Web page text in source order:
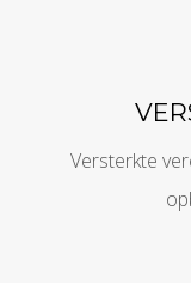
Versterkte